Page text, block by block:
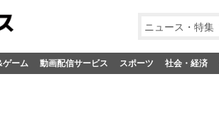
ニュース・特集
ゲーム 動画配信サービス スポーツ 社会・経済